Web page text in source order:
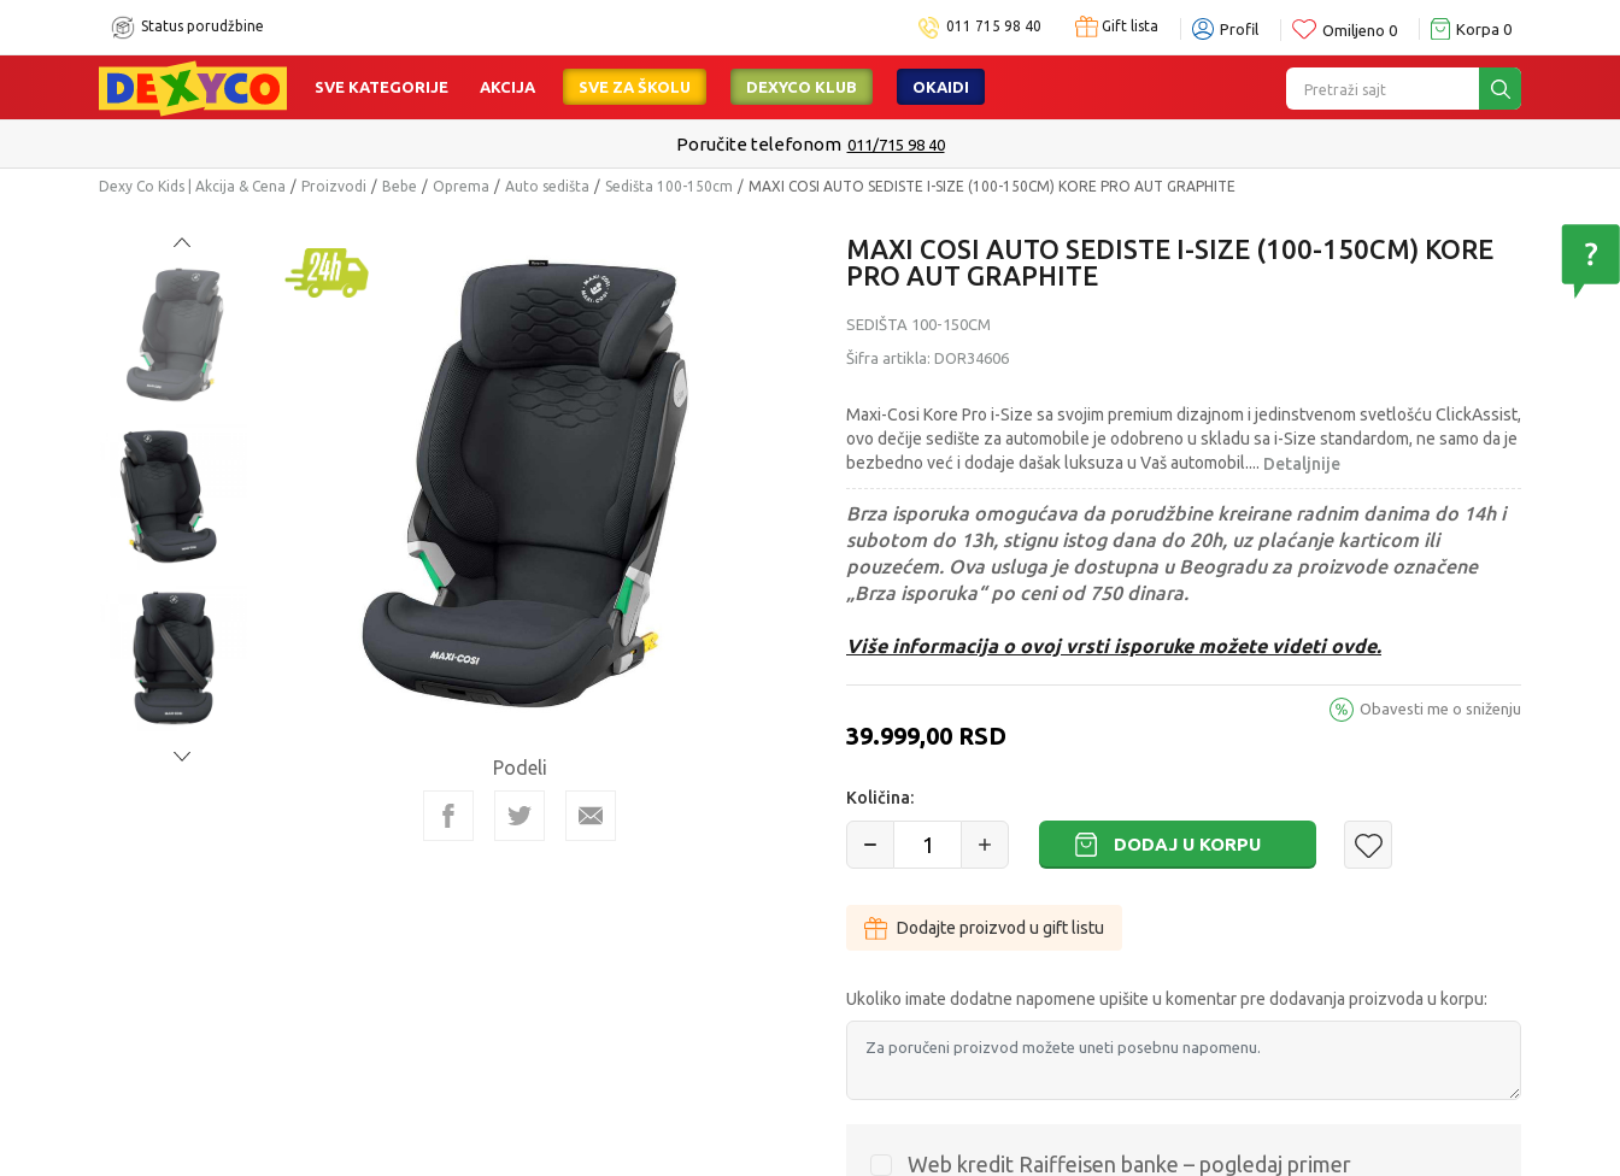
Status porudžbine 011 715 98 40 Gift lista Profil Omiljeno 0 Korpa 0
Pretraži sajt
SVE KATEGORIJE AKCIJA SVE ZA ŠKOLU DEXYCO KLUB OKAIDI
Poručite telefonom 011/715 98 40
Dexy Co Kids | Akcija & Cena Proizvodi Bebe Oprema Auto sedišta Sedišta 100-150cm MAXI COSI AUTO SEDISTE I-SIZE (100-150CM) KORE PRO AUT GRAPHITE
Podeli
MAXI COSI AUTO SEDISTE I-SIZE (100-150CM) KORE
PRO AUT GRAPHITE
SEDIŠTA 100-150CM
Šifra artikla: DOR34606
Maxi-Cosi Kore Pro i-Size sa svojim premium dizajnom i jedinstvenom svetlošću ClickAssist,
ovo dečije sedište za automobile je odobreno u skladu sa i-Size standardom, ne samo da je
bezbedno već i dodaje dašak luksuza u Vaš automobil.... Detaljnije
Brza isporuka omogućava da porudžbine kreirane radnim danima do 14h i
subotom do 13h, stignu istog dana do 20h, uz plaćanje karticom ili
pouzećem. Ova usluga je dostupna u Beogradu za proizvode označene
„Brza isporuka“ po ceni od 750 dinara.
Više informacija o ovoj vrsti isporuke možete videti ovde.
39.999,00 RSD
Obavesti me o sniženju
Količina:
DODAJ U KORPU
Dodajte proizvod u gift listu
Ukoliko imate dodatne napomene upišite u komentar pre dodavanja proizvoda u korpu:
Web kredit Raiffeisen banke – pogledaj primer